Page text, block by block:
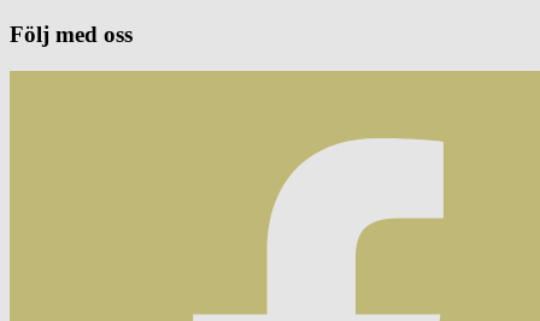
Följ med oss